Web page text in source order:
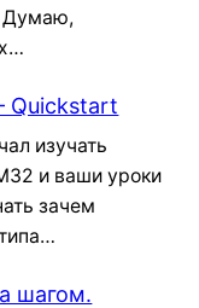
Думаю,
Quickstart
изучать
и ваши уроки
зачем
шагом.